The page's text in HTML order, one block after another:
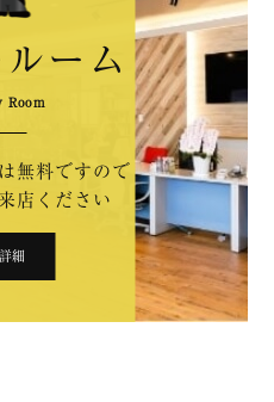
ーム
Room
無料ですので
店ください
細